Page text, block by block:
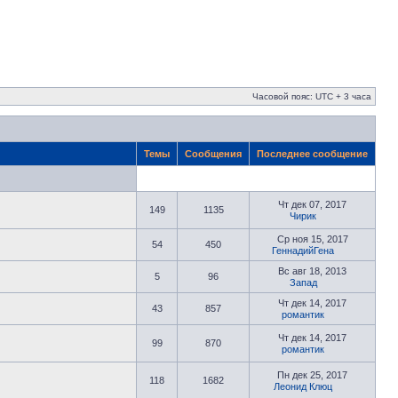
Часовой пояс: UTC + 3 часа
Темы Сообщения Последнее сообщение
149 1135
Чт дек 07, 2017
Чирик
54 450
Ср ноя 15, 2017
ГеннадийГена
5 96
Вс авг 18, 2013
Запад
43 857
Чт дек 14, 2017
романтик
99 870
Чт дек 14, 2017
романтик
118 1682
Пн дек 25, 2017
Леонид Клюц